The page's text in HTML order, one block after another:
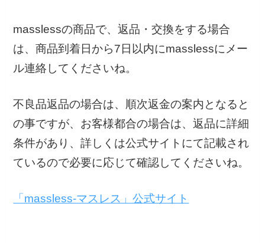
masslessの商品で、返品・交換をする場合
は、商品到着日から7日以内にmasslessにメー
ル連絡してくださいね。
不良品返品の場合は、順次返金の案内となると
の事ですが、お客様都合の場合は、返品に詳細
条件があり、詳しくは公式サイトにて記載され
ているので必要に応じて確認してくださいね。
「massless-マスレス」公式サイト